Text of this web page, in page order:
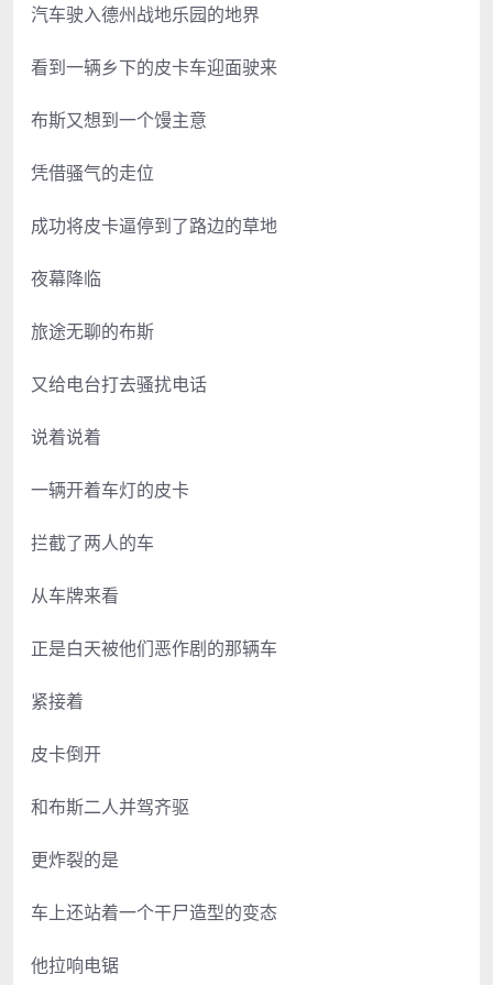
汽车驶入德州战地乐园的地界
看到一辆乡下的皮卡车迎面驶来
布斯又想到一个馒主意
凭借骚气的走位
成功将皮卡逼停到了路边的草地
夜幕降临
旅途无聊的布斯
又给电台打去骚扰电话
说着说着
一辆开着车灯的皮卡
拦截了两人的车
从车牌来看
正是白天被他们恶作剧的那辆车
紧接着
皮卡倒开
和布斯二人并驾齐驱
更炸裂的是
车上还站着一个干尸造型的变态
他拉响电锯